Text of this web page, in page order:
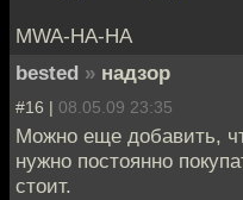
MWA-HA-HA
bested » надзор
#16 | 08.05.09 23:35
Можно еще добавить,
нужно постоянно
стоит.